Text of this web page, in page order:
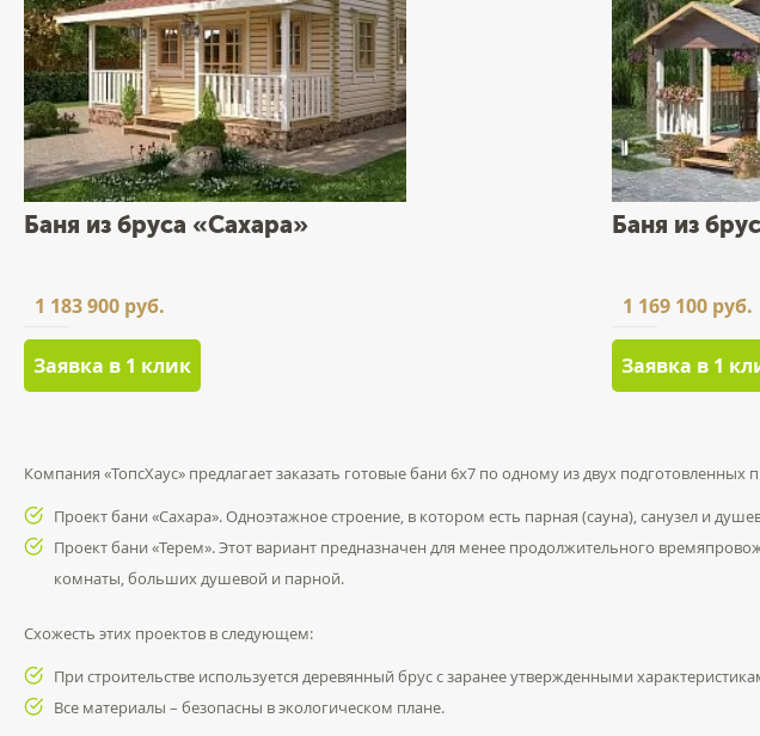
Баня из бруса «Сахара»
1 183 900 руб.
Заявка в 1 клик
Баня из
1 169 100 руб.
Заявка в 1
Компания «ТопсХаус» предлагает заказать готовые бани 6х7 по одному из двух подготовленных
Проект бани «Сахара». Одноэтажное строение, в котором есть парная (сауна), санузел и
Проект бани «Терем». Этот вариант предназначен для менее продолжительного
комнаты, больших душевой и парной.
Схожесть этих проектов в следующем:
При строительстве используется деревянный брус с заранее утвержденными
Все материалы – безопасны в экологическом плане.